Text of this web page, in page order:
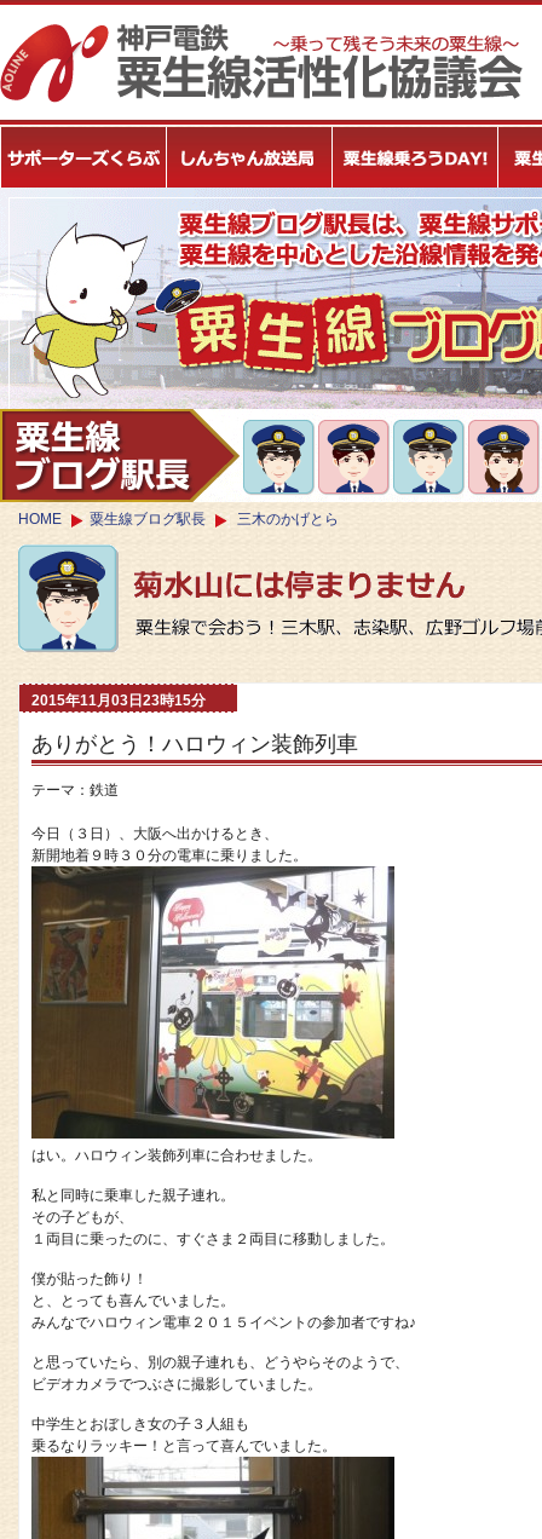
HOME 粟生線ブログ駅長 三木のかげとら
2015年11月03日23時15分
ありがとう！ハロウィン装飾列車
テーマ： 鉄道
今日（３日）、大阪へ出かけるとき、
新開地着９時３０分の電車に乗りました。
はい。ハロウィン装飾列車に合わせました。
私と同時に乗車した親子連れ。
その子どもが、
１両目に乗ったのに、すぐさま２両目に移動しました。
僕が貼った飾り！
と、とっても喜んでいました。
みんなでハロウィン電車２０１５イベントの参加者ですね♪
と思っていたら、別の親子連れも、どうやらそのようで、
ビデオカメラでつぶさに撮影していました。
中学生とおぼしき女の子３人組も
乗るなりラッキー！と言って喜んでいました。